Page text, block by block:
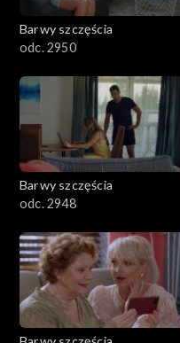
Barwy szczęścia
odc. 2950
Barwy szczęścia
odc. 2948